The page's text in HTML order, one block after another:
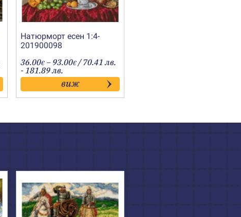
Натюрморт есен 1:4-
201900098
36.00€ – 93.00€Price
range:
36.00€
through
93.00€
/ 70.41 лв.
- 181.89 лв.
виж